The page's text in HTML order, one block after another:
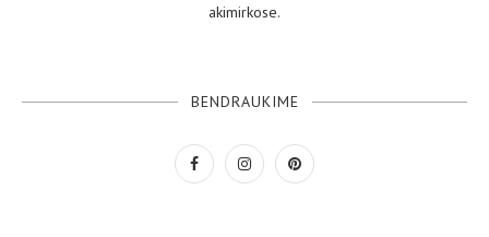
akimirkose.
BENDRAUKIME